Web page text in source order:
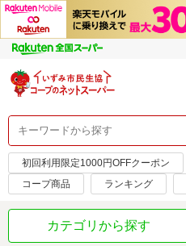
初回利用限定1000円OFFクーポン
コープ商品
ランキング
カテゴリから探す